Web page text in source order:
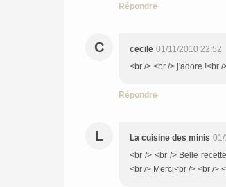
Répondre
C cecile 01/11/2010 22:52
<br /> <br /> j'adore !<br
Répondre
L La cuisine des minis
<br /> <br /> Belle
<br /> Merci<br /> <br />